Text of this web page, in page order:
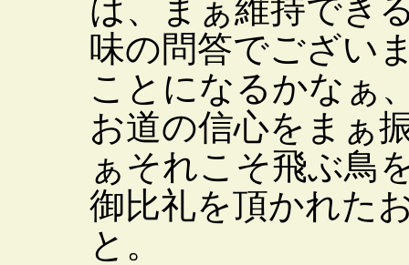
は、まぁ維持でき
味の問答でござい
ことになるかなぁ
お道の信心をまぁ
ぁそれこそ飛ぶ鳥
御比礼を頂かれた
と。